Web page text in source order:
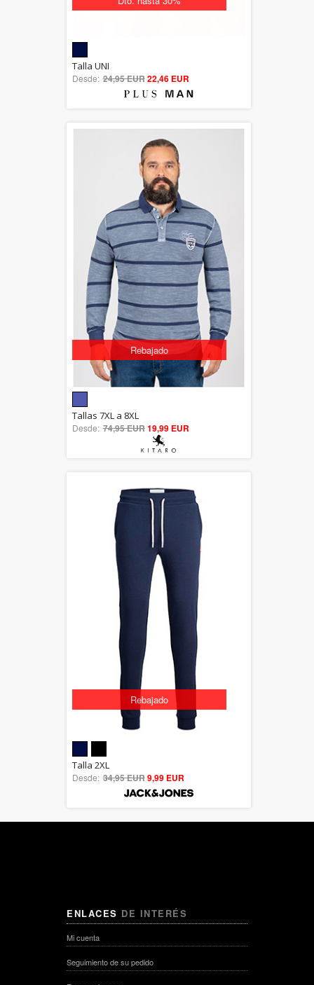
out of 5
Talla UNI
Desde: 24,95 EUR22,46 EUR
Rebajado
5.00
out of 5
Tallas 7XL a 8XL
Desde: 74,95 EUR19,99 EUR
Rebajado
out of 5
Talla 2XL
Desde: 34,95 EUR9,99 EUR
ENLACES DE INTERÉS
Mi cuenta
Seguimiento de su pedido